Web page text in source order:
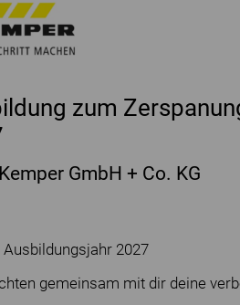
zum
GmbH + Co. KG
Ausbildungsjahr 2027
gemeinsam mit dir deine